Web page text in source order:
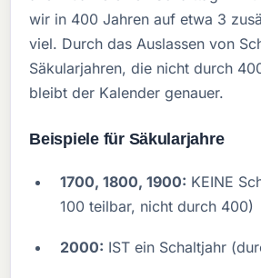
wir in 400 Jahren auf etwa 3
viel. Durch das Auslassen von
Säkularjahren, die nicht durch
bleibt der Kalender genauer.
Beispiele für Säkularjahre
1700, 1800, 1900: KEINE
100 teilbar, nicht durch 400)
2000: IST ein Schaltjahr